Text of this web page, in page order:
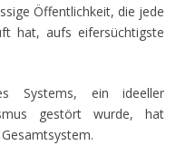
Öffentlichkeit, die jede
hat, aufs eifersüchtigste
Systems, ein ideeller
gestört wurde, hat